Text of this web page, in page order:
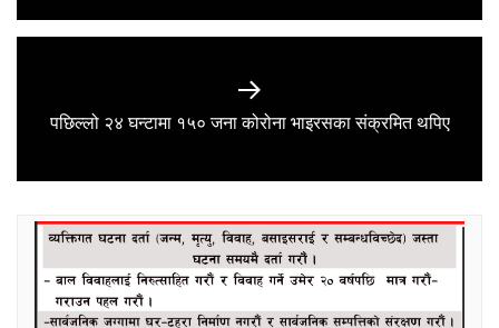
Next
पछिल्लो २४ घन्टामा १५० जना कोरोना भाइरसका संक्रमित थपिए